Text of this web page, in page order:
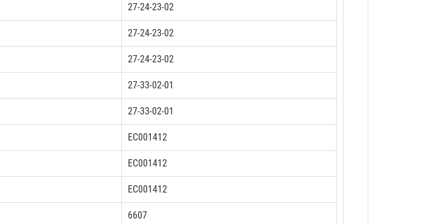
27-24-23-02
27-24-23-02
27-24-23-02
27-33-02-01
27-33-02-01
EC001412
EC001412
EC001412
6607